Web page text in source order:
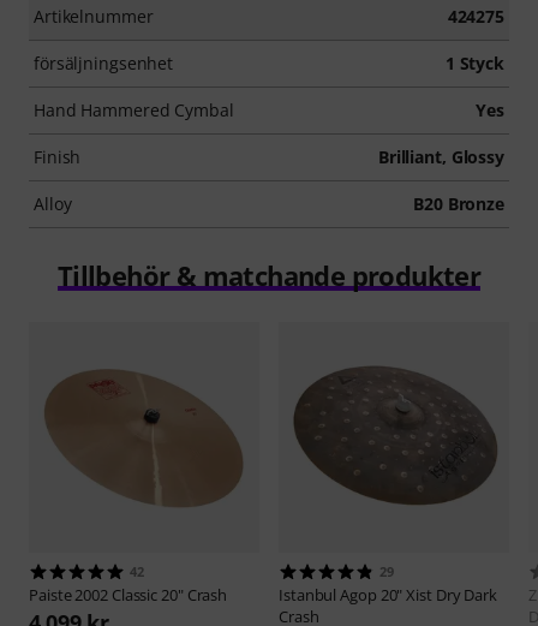
Artikelnummer 424275
försäljningsenhet 1 Styck
Hand Hammered Cymbal Yes
Finish Brilliant, Glossy
Alloy B20 Bronze
Tillbehör & matchande produkter
42
Paiste2002 Classic 20" Crash
29
Istanbul Agop 20" Xist Dry Dark
Crash